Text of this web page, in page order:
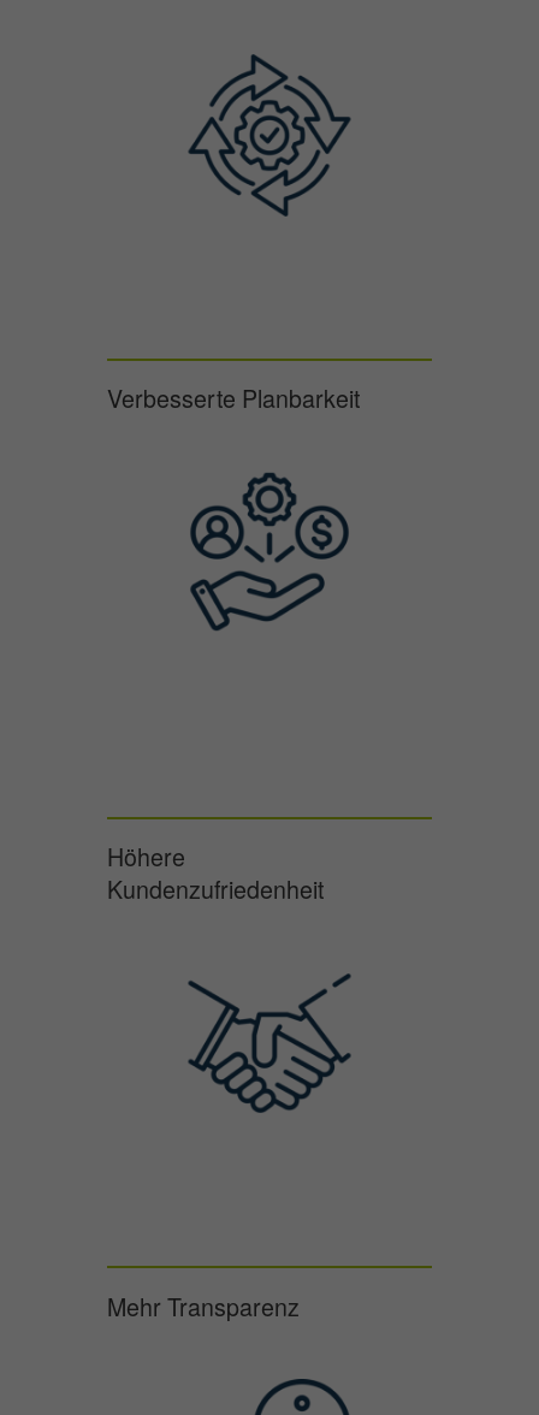
Verbesserte Planbarkeit
Höhere
Kundenzufriedenheit
Mehr Transparenz